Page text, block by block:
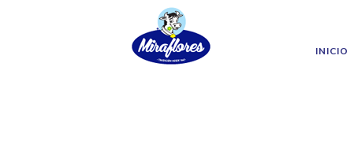
INICIO